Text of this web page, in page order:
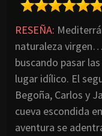
RESEÑA:
naturaleza
buscando pasar
lugar idílico. El
Begoña, Carlos y
cueva escondida
aventura se